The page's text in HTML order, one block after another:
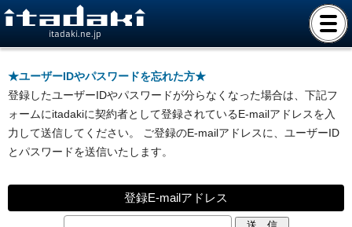
itadaki.ne.jp
★ユーザーIDやパスワードを忘れた方★
登録したユーザーIDやパスワードが分らなくなった場合は、下記フ
ォームにitadakiに契約者として登録されているE-mailアドレスを入
力して送信してください。 ご登録のE-mailアドレスに、ユーザーID
とパスワードを送信いたします。
登録E-mailアドレス